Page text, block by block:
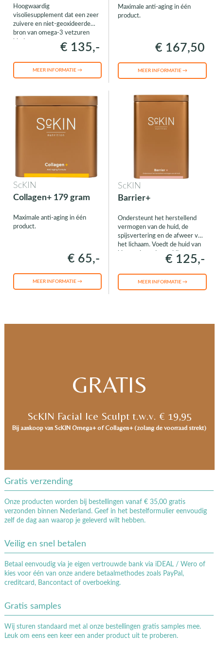
Hoogwaardig
visoliesupplement dat een zeer
zuivere en niet-geoxideerde
bron van omega-3 vetzuren
€ 135,-
MEER INFORMATIE →
Maximale anti-aging in één
product.
€ 167,50
MEER INFORMATIE →
ScKIN
Collagen+ 179 gram
Maximale anti-aging in één
product.
€ 65,-
MEER INFORMATIE →
ScKIN
Barrier+
Ondersteunt het herstellend
vermogen van de huid, de
spijsvertering en de afweer van
het lichaam. Voedt de huid van
binnenuit en draagt bij tot een
normale hormoonhuishouding.
€ 125,-
MEER INFORMATIE →
GRATIS
ScKIN Facial Ice Sculpt t.w.v. € 19,95
Bij aankoop van ScKIN Omega+ of Collagen+ (zolang de voorraad strekt)
Gratis verzending
Onze producten worden bij bestellingen vanaf € 35,00 gratis
verzonden binnen Nederland. Geef in het bestelformulier eenvoudig
zelf de dag aan waarop je geleverd wilt hebben.
Veilig en snel betalen
Betaal eenvoudig via je eigen vertrouwde bank via iDEAL / Wero of
kies voor één van onze andere betaalmethodes zoals PayPal,
creditcard, Bancontact of overboeking.
Gratis samples
Wij sturen standaard met al onze bestellingen gratis samples mee.
Leuk om eens een keer een ander product uit te proberen.